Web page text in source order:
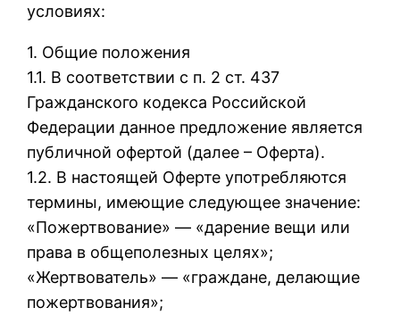
условиях:
1. Общие положения
1.1. В соответствии с п. 2 ст. 437
Гражданского кодекса Российской
Федерации данное предложение является
публичной офертой (далее – Оферта).
1.2. В настоящей Оферте употребляются
термины, имеющие следующее значение:
«Пожертвование» — «дарение вещи или
права в общеполезных целях»;
«Жертвователь» — «граждане, делающие
пожертвования»;